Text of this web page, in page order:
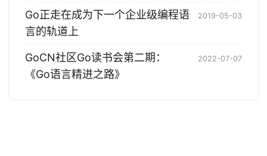
Go正走在成为下一个企业级编程语
言的轨道上
2019-05-03
GoCN社区Go读书会第二期：
《Go语言精进之路》
2022-07-07